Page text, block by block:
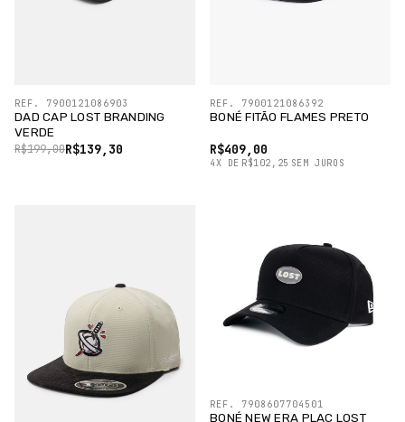
DAD CAP LOST BRANDING
VERDE
R$139,30
R$199,00
REF. 7900121086903
BONÉ FITÃO FLAMES PRETO
R$409,00
4X DE R$102,25 SEM JUROS
REF. 7900121086392
BONÉ NEW ERA PLAC LOST
REF. 7908607704501